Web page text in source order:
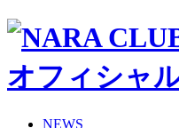
NEWS